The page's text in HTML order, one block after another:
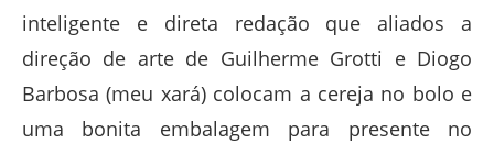
inteligente e direta redação que aliados a
direção de arte de Guilherme Grotti e Diogo
Barbosa (meu xará) colocam a cereja no bolo e
uma bonita embalagem para presente no